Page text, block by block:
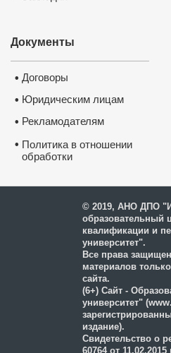
Документы
• Договоры
• Юридическим лицам
• Рекламодателям
• Политика в отношении
обработки
© 2019, АНО ДПО
образовательный
квалификации и
университет".
Все права
материалов
сайта.
(6+) Сайт -
университет"
издание).
Свидетельство о
60764 от